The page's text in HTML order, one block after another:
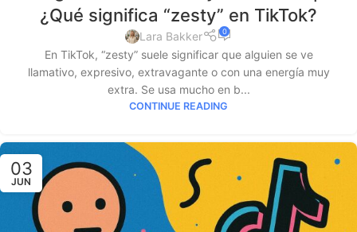
¿Qué significa “zesty” en TikTok?
Lara Bakker 0
En TikTok, “zesty” suele significar que alguien se ve
llamativo, expresivo, extravagante o con una energía muy
extra. Se usa mucho en b...
CONTINUE READING
03
JUN